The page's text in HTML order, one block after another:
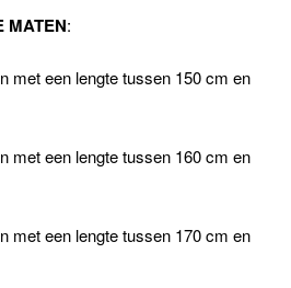
MATEN:
met een lengte tussen 150 cm en
met een lengte tussen 160 cm en
met een lengte tussen 170 cm en